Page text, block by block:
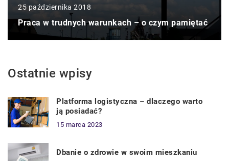
25 października 2018
Praca w trudnych warunkach – o czym pamiętać
Ostatnie wpisy
Platforma logistyczna – dlaczego warto
ją posiadać?
15 marca 2023
Dbanie o zdrowie w swoim mieszkaniu